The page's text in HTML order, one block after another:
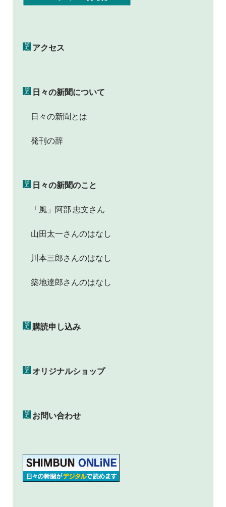
アクセス
日々の新聞について
日々の新聞とは
発刊の辞
日々の新聞のこと
「風」阿部 忠文さん
山田太一さんのはなし
川本三郎さんのはなし
築地達郎さんのはなし
購読申し込み
オリジナルショップ
お問い合わせ